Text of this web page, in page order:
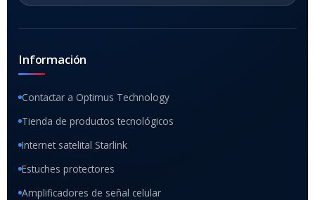
Información
Contactar a Optimus Technology
Tienda de productos tecnológicos
Internet satelital Starlink
Estuches protectores
Amplificadores de señal celular